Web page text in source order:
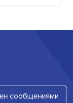
сообщениями